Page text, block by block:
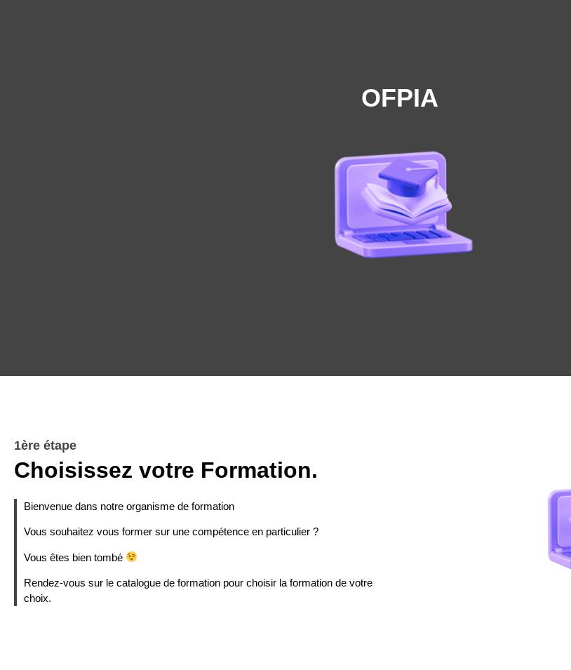
OFPIA
1ère étape
Choisissez votre Formation.
Bienvenue dans notre organisme de formation
Vous souhaitez vous former sur une compétence en particulier ?
Vous êtes bien tombé
Rendez-vous sur le catalogue de formation pour choisir la formation de votre
choix.